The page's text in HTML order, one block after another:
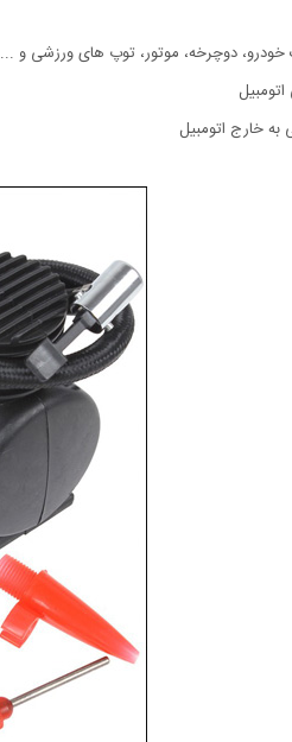
خودرو، دوچرخه، موتور، توپ های ورزشی و ...
خارج اتومبیل